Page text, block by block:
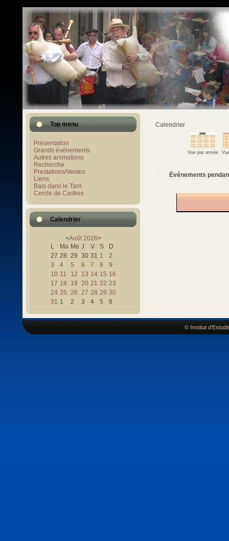
Top menu
Présentation
Grands événements
Autres animations
Recherche
Prestations/Ventes
Liens
Bals dans le Tarn
Cercle de Castres
Calendrier
<Août 2026>
L
Ma Me J V S
D
27 28 29 30 31 1
2
3
4 5 6 7 8
9
10 11 12 13 14 15 16
17 18 19 20 21 22 23
24 25 26 27 28 29 30
31 1 2 3 4 5 6
Calendrier
Vue par année
Événements
© Institut